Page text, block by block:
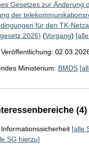
Gesetzes zur Änderung
der
für den TK-
2026) (Vorgang)
Ministerium: BMDS
(4)
[alle
SG hierzu]